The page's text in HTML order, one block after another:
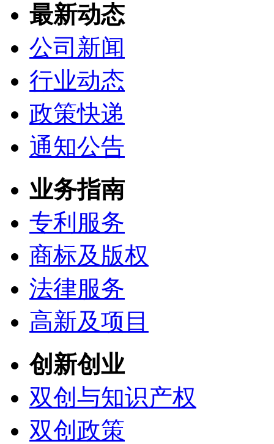
最新动态
公司新闻
行业动态
政策快递
通知公告
业务指南
专利服务
商标及版权
法律服务
高新及项目
创新创业
双创与知识产权
双创政策